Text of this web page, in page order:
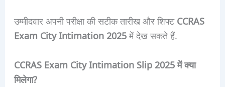
उम्मीदवार अपनी परीक्षा की सटीक तारीख और शिफ्टCCRAS
Exam City Intimation 2025में देख सकते हैं.
CCRAS Exam City Intimation Slip 2025 में क्या
मिलेगा?